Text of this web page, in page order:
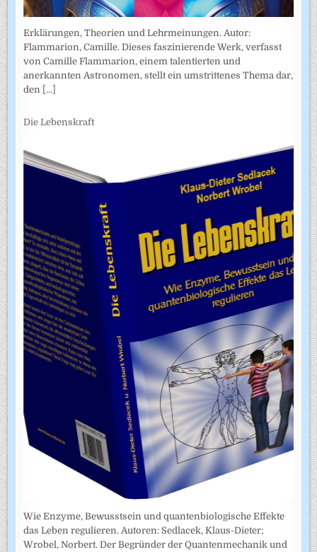
Erklärungen, Theorien und Lehrmeinungen. Autor:
Flammarion, Camille. Dieses faszinierende Werk, verfasst
von Camille Flammarion, einem talentierten und
anerkannten Astronomen, stellt ein umstrittenes Thema dar,
den [...]
Die Lebenskraft
Wie Enzyme, Bewusstsein und quantenbiologische Effekte
das Leben regulieren. Autoren: Sedlacek, Klaus-Dieter;
Wrobel, Norbert. Der Begründer der Quantenmechanik und